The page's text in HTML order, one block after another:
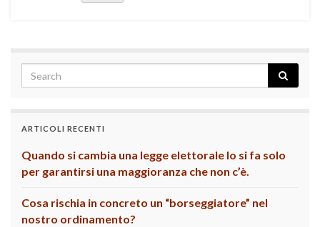
ARTICOLI RECENTI
Quando si cambia una legge elettorale lo si fa solo
per garantirsi una maggioranza che non c’è.
Cosa rischia in concreto un “borseggiatore” nel
nostro ordinamento?